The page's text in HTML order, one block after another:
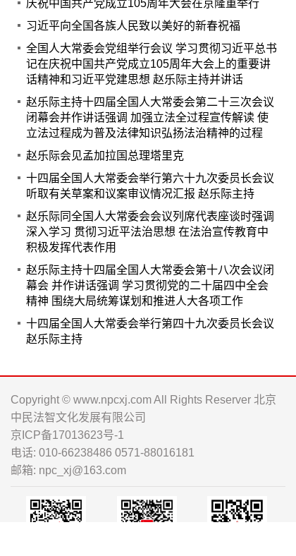
庆祝中国共产党成立105周年大会在京隆重举行
习近平向全国各族人民致以美好的新春祝福
全国人大常委会党组举行会议 学习贯彻习近平总书
记在庆祝中国共产党成立105周年大会上的重要讲
话精神和习近平党建思想 赵乐际主持并讲话
赵乐际主持十四届全国人大常委会第二十三次会议
闭幕会并作讲话强调 加强立法全过程宣传解读 使
立法过程成为普及法律知识弘扬法治精神的过程
赵乐际会见孟加拉国总理塔里克
十四届全国人大常委会举行第六十九次委员长会议
听取有关草案和议案审议情况汇报 赵乐际主持
赵乐际同全国人大常委会会议列席代表座谈时强调
深入学习 贯彻习近平法治思想 在法治宣传教育中
积极发挥代表作用
赵乐际主持十四届全国人大常委会第十八次会议闭
幕会 并作讲话强调 学习贯彻党的二十届四中全会
精神 围绕大局统筹谋划和推进人大各项工作
十四届全国人大常委会举行第四十九次委员长会议
赵乐际主持
Copyright © www.npcxj.com All Rights Reserver 北京
中民法智文化发展有限公司
京ICP备17013623号-1
电话: 010-66238486 0571-88016181
邮箱: npc_xj@163.com